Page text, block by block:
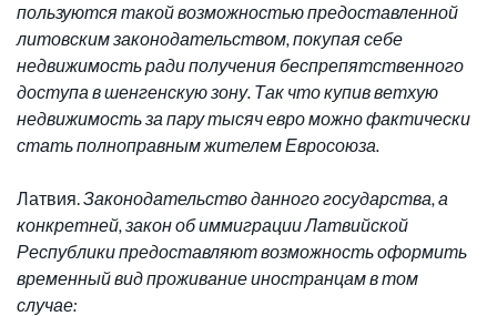
пользуются такой возможностью предоставленной
литовским законодательством, покупая себе
недвижимость ради получения беспрепятственного
доступа в шенгенскую зону. Так что купив ветхую
недвижимость за пару тысяч евро можно фактически
стать полноправным жителем Евросоюза.
Латвия.Законодательство данного государства, а
конкретней, закон об иммиграции Латвийской
Республики предоставляют возможность оформить
временный вид проживание иностранцам в том
случае: